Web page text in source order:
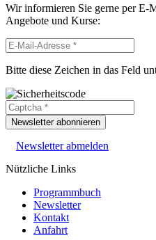
Wir informieren Sie gerne per E-
Angebote und Kurse:
Bitte diese Zeichen in das Feld
Newsletter abonnieren
Newsletter abmelden
Nützliche Links
Programmbuch
Newsletter
Kontakt
Anfahrt